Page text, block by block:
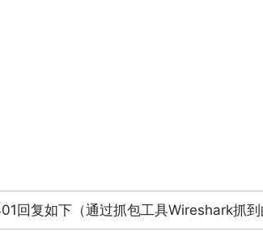
回复如下（通过抓包工具Wireshark抓到